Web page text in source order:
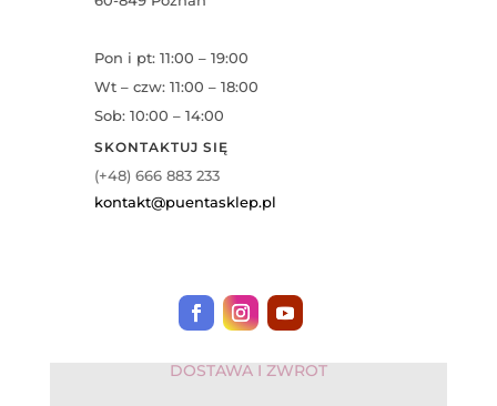
Pon i pt: 11:00 – 19:00
Wt – czw: 11:00 – 18:00
Sob: 10:00 – 14:00
SKONTAKTUJ SIĘ
(+48) 666 883 233
kontakt@puentasklep.pl
DOSTAWA I ZWROT